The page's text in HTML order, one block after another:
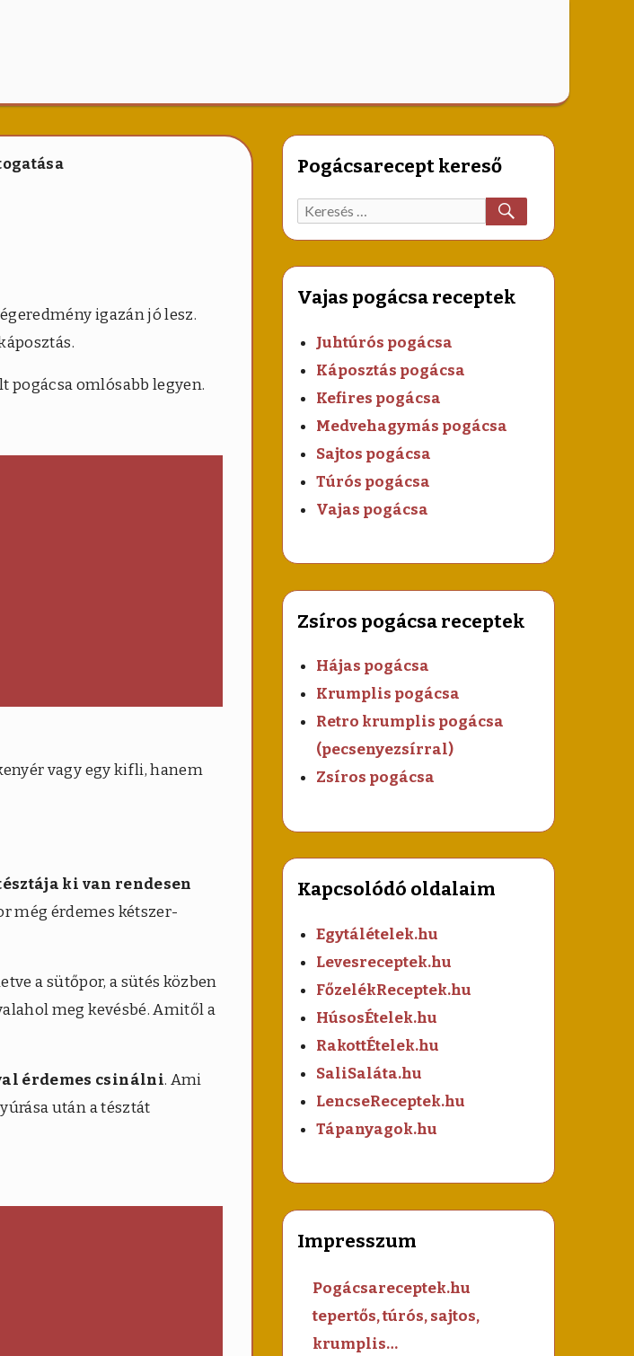
igazán jó lesz.
pogácsa omlósabb legyen.
vagy egy kifli, hanem
ki van rendesen
még érdemes kétszer-
a sütőpor, a sütés közben
meg kevésbé. Amitől a
érdemes csinálni. Ami
után a tésztát
Pogácsarecept kereső
Keresett
recept:
Vajas pogácsa receptek
Juhtúrós pogácsa
Káposztás pogácsa
Kefires pogácsa
Medvehagymás pogácsa
Sajtos pogácsa
Túrós pogácsa
Vajas pogácsa
Zsíros pogácsa receptek
Hájas pogácsa
Krumplis pogácsa
Retro krumplis pogácsa
(pecsenyezsírral)
Zsíros pogácsa
Kapcsolódó oldalaim
Egytálételek.hu
Levesreceptek.hu
FőzelékReceptek.hu
HúsosÉtelek.hu
RakottÉtelek.hu
SaliSaláta.hu
LencseReceptek.hu
Tápanyagok.hu
Impresszum
Pogácsareceptek.hu
tepertős, túrós, sajtos,
krumplis…